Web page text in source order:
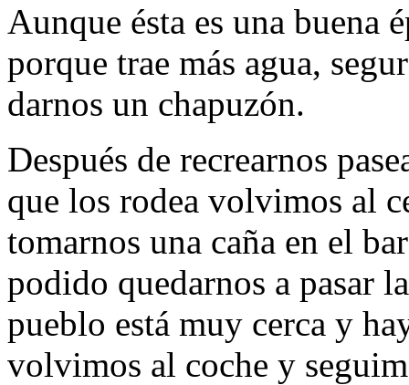
Aunque ésta es una buena
porque trae más agua,
darnos un chapuzón.
Después de recrearnos
que los rodea volvimos al
tomarnos una caña en el
podido quedarnos a pasar
pueblo está muy cerca y
volvimos al coche y